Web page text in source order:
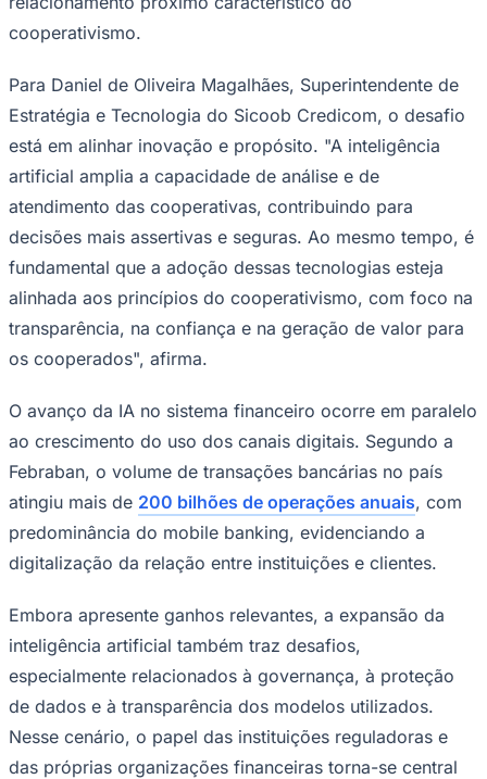
São Paulo
cooperativismo.
Para Daniel de Oliveira Magalhães, Superintendente de
Estratégia e Tecnologia do Sicoob Credicom, o desafio
está em alinhar inovação e propósito. "A inteligência
artificial amplia a capacidade de análise e de
atendimento das cooperativas, contribuindo para
decisões mais assertivas e seguras. Ao mesmo tempo, é
fundamental que a adoção dessas tecnologias esteja
alinhada aos princípios do cooperativismo, com foco na
transparência, na confiança e na geração de valor para
os cooperados", afirma.
O avanço da IA no sistema financeiro ocorre em paralelo
ao crescimento do uso dos canais digitais. Segundo a
Febraban, o volume de transações bancárias no país
atingiu mais de 200 bilhões de operações anuais, com
predominância do mobile banking, evidenciando a
digitalização da relação entre instituições e clientes.
Embora apresente ganhos relevantes, a expansão da
inteligência artificial também traz desafios,
especialmente relacionados à governança, à proteção
de dados e à transparência dos modelos utilizados.
Nesse cenário, o papel das instituições reguladoras e
das próprias organizações financeiras torna-se central